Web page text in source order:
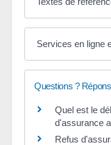
Services en ligne
Questions ?
Quel est le
d'assurance
Refus